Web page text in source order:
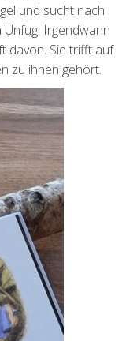
und sucht nach
Irgendwann
davon. Sie trifft auf
zu ihnen gehört.